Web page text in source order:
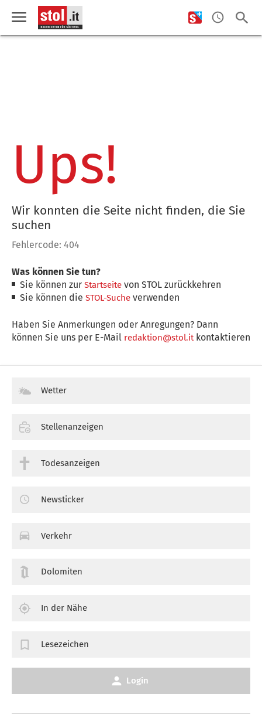
Ups!
Wir konnten die Seite nicht finden, die Sie
suchen
Fehlercode: 404
Was können Sie tun?
Sie können zurStartseite von STOL zurückkehren
Sie können dieSTOL-Suche verwenden
Haben Sie Anmerkungen oder Anregungen? Dann
können Sie uns per E-Mail redaktion@stol.itkontaktieren
Wetter
Stellenanzeigen
Todesanzeigen
Newsticker
Verkehr
Dolomiten
In der Nähe
Lesezeichen
Login